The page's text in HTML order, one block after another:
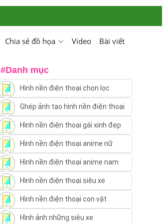
Chia sẻ đồ họa Video Bài viết
#Danh mục
Hình nền điện thoại chọn lọc
Ghép ảnh tạo hình nền điện thoại
Hình nền điện thoại gái xinh đẹp
Hình nền điện thoại anime nữ
Hình nền điện thoại anime nam
Hình nền điện thoại siêu xe
Hình nền điện thoại con vật
Hình ảnh những siêu xe